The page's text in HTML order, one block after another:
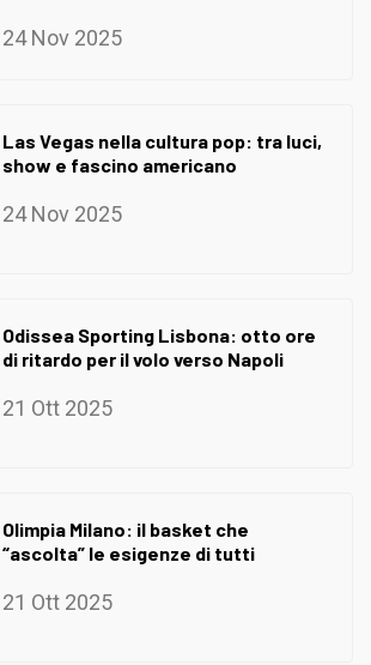
24 Nov 2025
Las Vegas nella cultura pop: tra luci,
show e fascino americano
24 Nov 2025
Odissea Sporting Lisbona: otto ore
di ritardo per il volo verso Napoli
21 Ott 2025
Olimpia Milano: il basket che
“ascolta” le esigenze di tutti
21 Ott 2025